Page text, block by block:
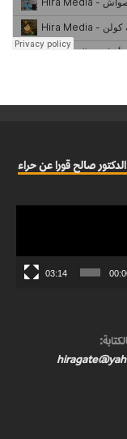
صالح قورا عن حراء
03:14